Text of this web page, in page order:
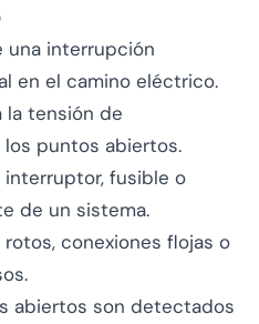
una interrupción
en el camino eléctrico.
la tensión de
puntos abiertos.
interruptor, fusible o
de un sistema.
rotos, conexiones flojas o
abiertos son detectados